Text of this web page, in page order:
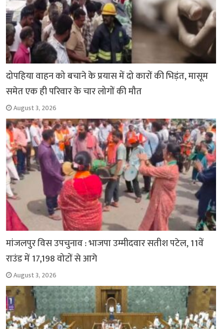
दोपहिया वाहन को बचाने के प्रयास में दो कारों की भिड़ंत, मासूम
समेत एक ही परिवार के चार लोगों की मौत
August 3, 2026
मांजलपुर विस उपचुनाव : भाजपा उम्मीदवार सतीश पटेल, 11वें
राउंड में 17,198 वोटों से आगे
August 3, 2026